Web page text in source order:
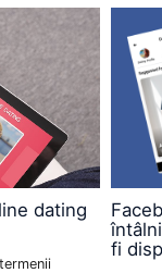
dating
fi